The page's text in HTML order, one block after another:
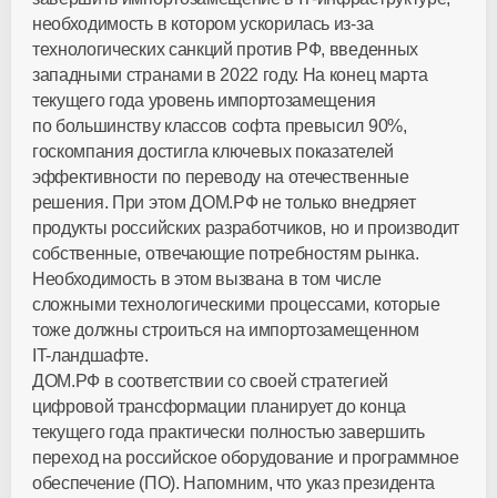
необходимость в котором ускорилась из-за
технологических санкций против РФ, введенных
западными странами в 2022 году. На конец марта
текущего года уровень импортозамещения
по большинству классов софта превысил 90%,
госкомпания достигла ключевых показателей
эффективности по переводу на отечественные
решения. При этом ДОМ.РФ не только внедряет
продукты российских разработчиков, но и производит
собственные, отвечающие потребностям рынка.
Необходимость в этом вызвана в том числе
сложными технологическими процессами, которые
тоже должны строиться на импортозамещенном
IT-ландшафте.
ДОМ.РФ в соответствии со своей стратегией
цифровой трансформации планирует до конца
текущего года практически полностью завершить
переход на российское оборудование и программное
обеспечение (ПО). Напомним, что указ президента